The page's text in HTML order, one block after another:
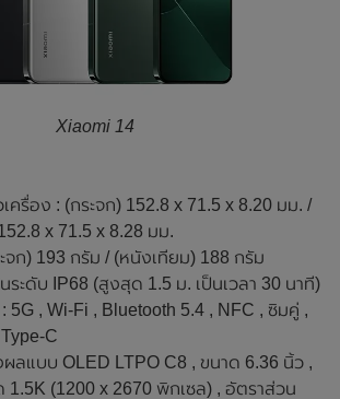
Xiaomi 14
ครื่อง : (กระจก) 152.8 x 71.5 x 8.20 มม. /
x 71.5 x 8.28 มม.
จก) 193 กรัม / (หนังเทียม) 188 กรัม
ระดับ IP68 (สูงสุด 1.5 ม. เป็นเวลา 30 นาที)
5G , Wi-Fi , Bluetooth 5.4 , NFC , ซิมคู่ ,
C
ลแบบ OLED LTPO C8 , ขนาด 6.36 นิ้ว ,
1.5K (1200 x 2670 พิกเซล) , อัตราส่วน